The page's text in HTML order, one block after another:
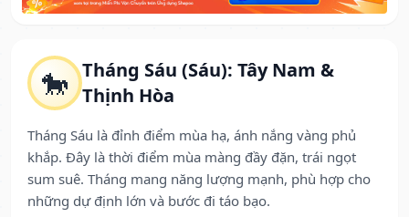
🐎 Tháng Sáu (Sáu): Tây Nam &
Thịnh Hòa
Tháng Sáu là đỉnh điểm mùa hạ, ánh nắng vàng phủ
khắp. Đây là thời điểm mùa màng đầy đặn, trái ngọt
sum suê. Tháng mang năng lượng mạnh, phù hợp cho
những dự định lớn và bước đi táo bạo.